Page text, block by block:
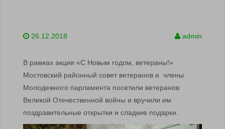
26.12.2018 admin
В рамках акции «С Новым годом, ветераны!»
Мостовский районный совет ветеранов и члены
Молодежного парламента посетили ветеранов
Великой Отечественной войны и вручили им
поздравительные открытки и сладкие подарки.